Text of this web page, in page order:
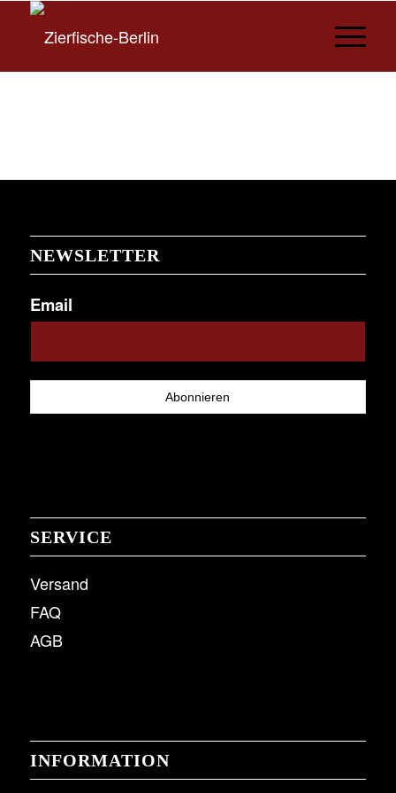
NEWSLETTER
Email
SERVICE
Versand
FAQ
AGB
INFORMATION